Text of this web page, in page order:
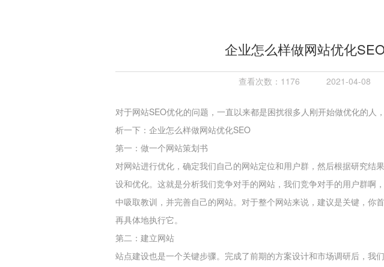
企业怎么样做网站优化
查看次数：1176 2021-04-08
对于网站SEO优化的问题，一直以来都是困扰很多人刚开始做优化的人，
析一下：企业怎么样做网站优化SEO
第一：做一个网站策划书
对网站进行优化，确定我们自己的网站定位和用户群，然后根据研究结
设和优化。这就是分析我们竞争对手的网站，我们竞争对手的用户群啊
中吸取教训，并完善自己的网站。对于整个网站来说，建议是关键，你
再具体地执行它。
第二：建立网站
站点建设也是一个关键步骤。完成了前期的方案设计和市场调研后，我